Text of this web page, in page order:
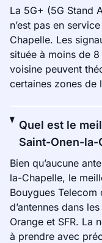
La 5G+ (5G Stand
n’est pas en
Chapelle. Les
située à moins de
voisine peuvent
certaines zones de
Quel est le
Saint-Onen-la-
Bien qu’aucune
la-Chapelle, le
Bouygues
d’antennes dans
Orange et SFR. La
à prendre avec